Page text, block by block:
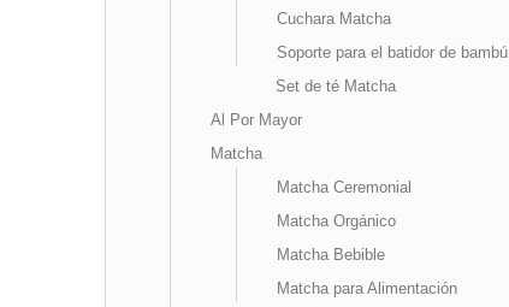
Cuchara Matcha
Soporte para el batidor de bambú
Set de té Matcha
Al Por Mayor
Matcha
Matcha Ceremonial
Matcha Orgánico
Matcha Bebible
Matcha para Alimentación